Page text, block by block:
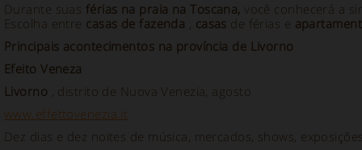
Durante suas férias na praia na Toscana, você conhecerá a
Escolha entre casas de fazenda , casas de férias e
Principais acontecimentos na província de Livorno
Efeito Veneza
Livorno , distrito de Nuova Venezia, agosto
www.effettovenezia.it
Dez dias e dez noites de música, mercados, shows,